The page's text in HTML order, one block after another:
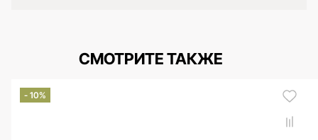
СМОТРИТЕ ТАКЖЕ
- 10%